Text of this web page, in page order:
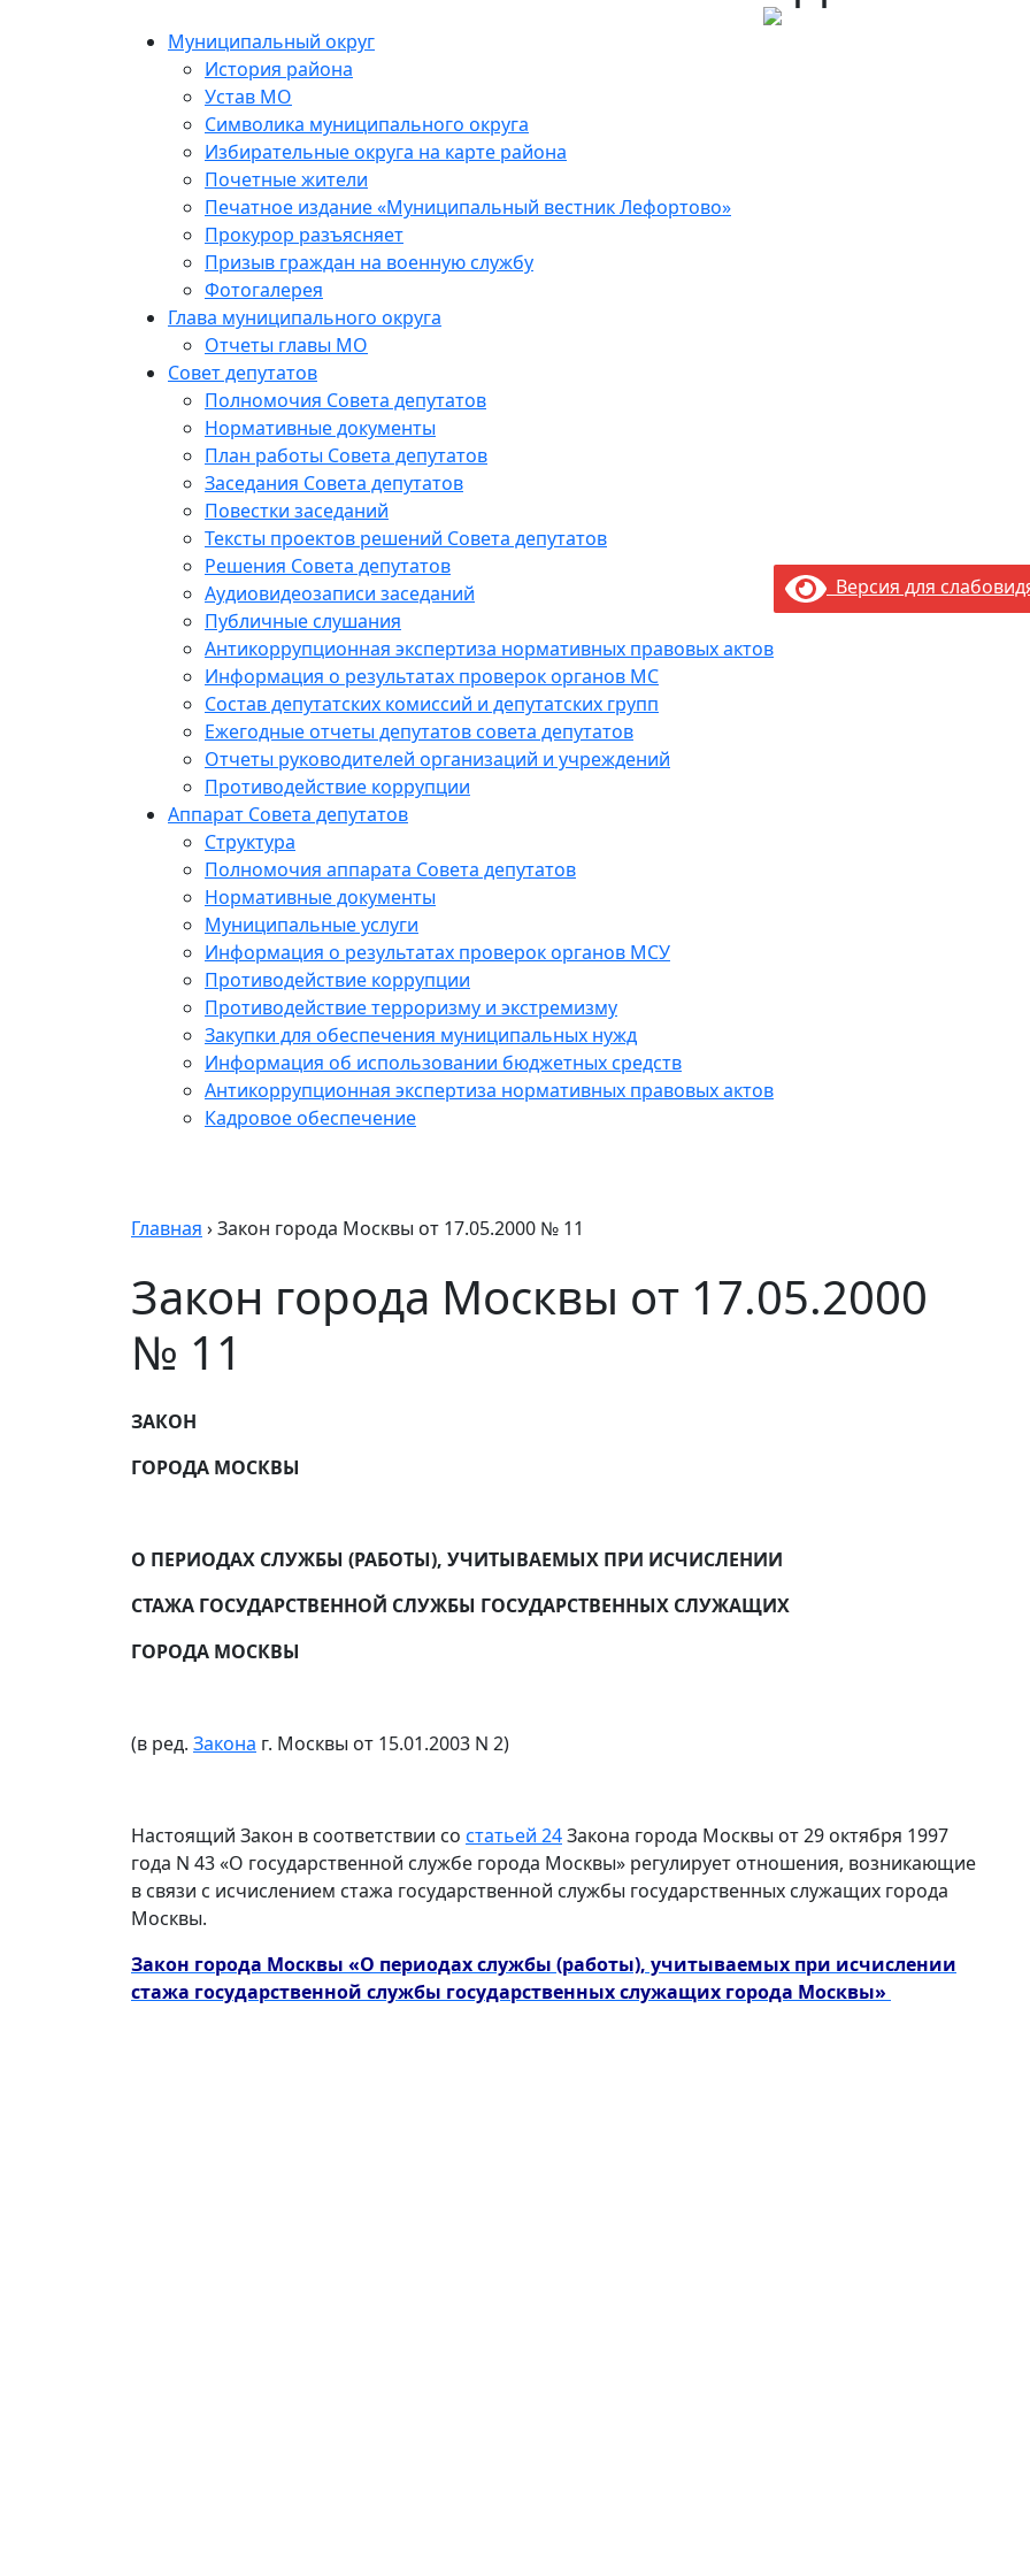
Муниципальный округ
История района
Устав МО
Символика муниципального округа
Избирательные округа на карте района
Почетные жители
Печатное издание «Муниципальный вестник Лефортово»
Прокурор разъясняет
Призыв граждан на военную службу
Фотогалерея
Глава муниципального округа
Отчеты главы МО
Совет депутатов
Полномочия Совета депутатов
Нормативные документы
План работы Совета депутатов
Заседания Cовета депутатов
Повестки заседаний
Тексты проектов решений Совета депутатов
Решения Совета депутатов
Аудиовидеозаписи заседаний
Публичные слушания
Антикоррупционная экспертиза нормативных правовых актов
Информация о результатах проверок органов МС
Состав депутатских комиссий и депутатских групп
Ежегодные отчеты депутатов совета депутатов
Отчеты руководителей организаций и учреждений
Противодействие коррупции
Аппарат Совета депутатов
Структура
Полномочия аппарата Совета депутатов
Нормативные документы
Муниципальные услуги
Информация о результатах проверок органов МСУ
Противодействие коррупции
Противодействие терроризму и экстремизму
Закупки для обеспечения муниципальных нужд
Информация об использовании бюджетных средств
Антикоррупционная экспертиза нормативных правовых актов
Кадровое обеспечение
Версия для
Главная ›Закон города Москвы от 17.05.2000 № 11
Закон города Москвы от 17.05.2000
№ 11
ЗАКОН
ГОРОДА МОСКВЫ
О ПЕРИОДАХ СЛУЖБЫ (РАБОТЫ), УЧИТЫВАЕМЫХ ПРИ ИСЧИСЛЕНИИ
СТАЖА ГОСУДАРСТВЕННОЙ СЛУЖБЫ ГОСУДАРСТВЕННЫХ СЛУЖАЩИХ
ГОРОДА МОСКВЫ
(в ред. Закона г. Москвы от 15.01.2003 N 2)
Настоящий Закон в соответствии со статьей 24Закона города Москвы от 29 октября 1997
года N 43 «О государственной службе города Москвы» регулирует отношения, возникающие
в связи с исчислением стажа государственной службы государственных служащих города
Москвы.
Закон города Москвы «О периодах службы (работы), учитываемых при исчислении
стажа государственной службы государственных служащих города Москвы»